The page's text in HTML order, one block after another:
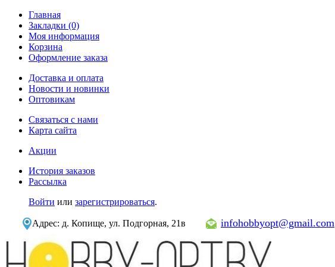
Главная
Закладки (0)
Моя информация
Корзина
Оформление заказа
Доставка и оплата
Новости и новинки
Оптовикам
Связаться с нами
Карта сайта
Акции
История заказов
Рассылка
Войти или зарегистрироваться.
Адрес: д. Копище, ул. Подгорная, 21в infohobbyopt@gmail.com